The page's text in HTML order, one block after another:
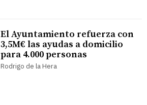
El Ayuntamiento refuerza con
3,5M€ las ayudas a domicilio
para 4.000 personas
Rodrigo de la Hera